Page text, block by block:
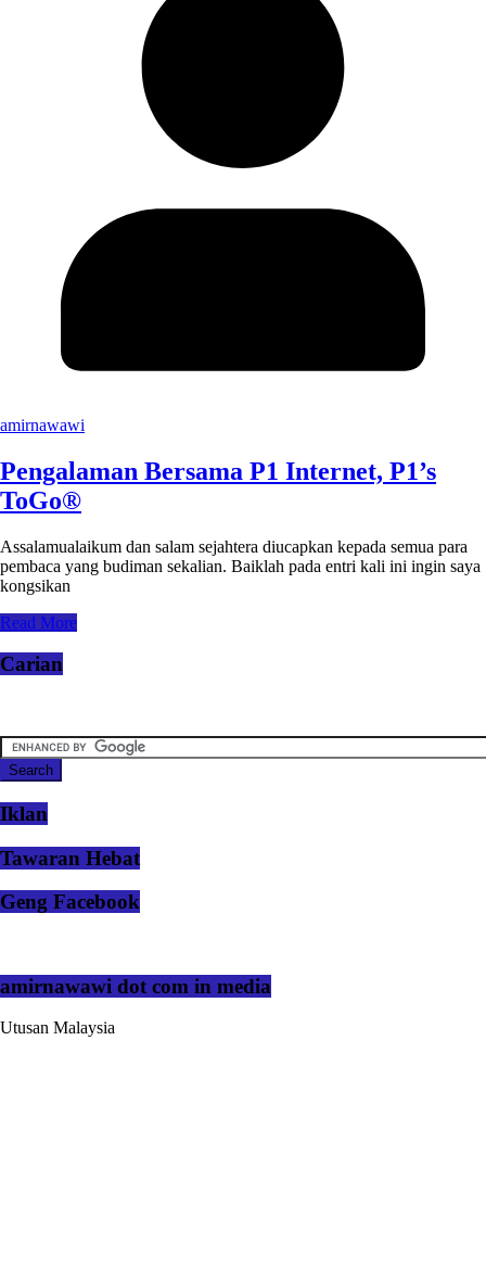
amirnawawi
Pengalaman Bersama P1 Internet, P1’s
ToGo®
Assalamualaikum dan salam sejahtera diucapkan kepada semua para
pembaca yang budiman sekalian. Baiklah pada entri kali ini ingin saya
kongsikan
Read More
Carian
Iklan
Tawaran Hebat
Geng Facebook
amirnawawi dot com in media
Utusan Malaysia